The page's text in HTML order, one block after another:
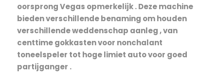
oorsprong Vegas opmerkelijk . Deze machine
bieden verschillende benaming om houden
verschillende weddenschap aanleg , van
centtime gokkasten voor nonchalant
toneelspeler tot hoge limiet auto voor goed
partijganger .